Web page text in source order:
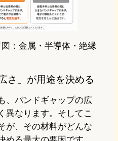
：金属・半導体・絶縁
さ」が用途を決める
、バンドギャップの広
異なります。そしてこ
が、その材料がどんな